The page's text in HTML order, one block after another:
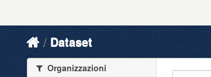
Dataset
Organizzazioni